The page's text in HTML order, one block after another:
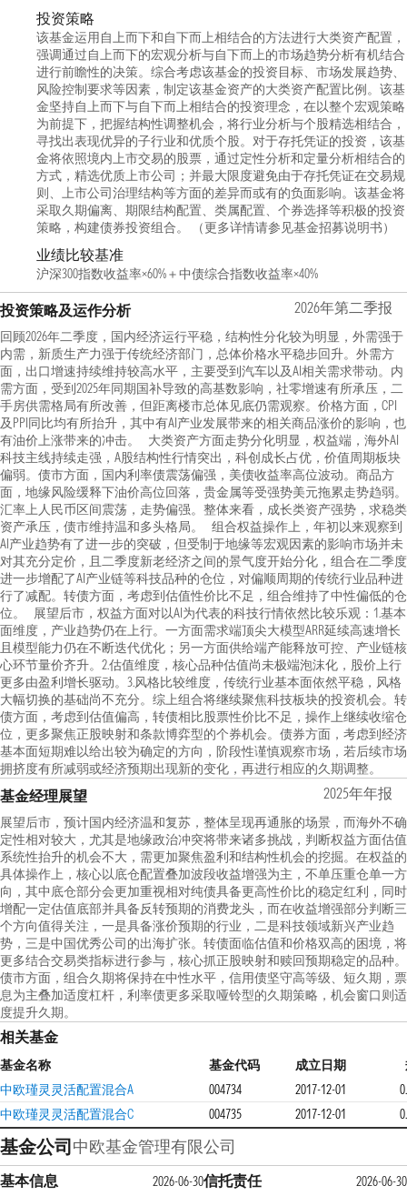
投资策略
该基金运用自上而下和自下而上相结合的方法进行大类资产配置，
强调通过自上而下的宏观分析与自下而上的市场趋势分析有机结合
进行前瞻性的决策。综合考虑该基金的投资目标、市场发展趋势、
风险控制要求等因素，制定该基金资产的大类资产配置比例。该基
金坚持自上而下与自下而上相结合的投资理念，在以整个宏观策略
为前提下，把握结构性调整机会，将行业分析与个股精选相结合，
寻找出表现优异的子行业和优质个股。对于存托凭证的投资，该基
金将依照境内上市交易的股票，通过定性分析和定量分析相结合的
方式，精选优质上市公司；并最大限度避免由于存托凭证在交易规
则、上市公司治理结构等方面的差异而或有的负面影响。该基金将
采取久期偏离、期限结构配置、类属配置、个券选择等积极的投资
策略，构建债券投资组合。 （更多详情请参见基金招募说明书）
业绩比较基准
沪深300指数收益率×60%＋中债综合指数收益率×40%
投资策略及运作分析 2026年第二季报
回顾2026年二季度，国内经济运行平稳，结构性分化较为明显，外需强于
内需，新质生产力强于传统经济部门，总体价格水平稳步回升。外需方
面，出口增速持续维持较高水平，主要受到汽车以及AI相关需求带动。内
需方面，受到2025年同期国补导致的高基数影响，社零增速有所承压，二
手房供需格局有所改善，但距离楼市总体见底仍需观察。价格方面，CPI
及PPI同比均有所抬升，其中有AI产业发展带来的相关商品涨价的影响，也
有油价上涨带来的冲击。 大类资产方面走势分化明显，权益端，海外AI
科技主线持续走强，A股结构性行情突出，科创成长占优，价值周期板块
偏弱。债市方面，国内利率债震荡偏强，美债收益率高位波动。商品方
面，地缘风险缓释下油价高位回落，贵金属等受强势美元拖累走势趋弱。
汇率上人民币区间震荡，走势偏强。整体来看，成长类资产强势，求稳类
资产承压，债市维持温和多头格局。 组合权益操作上，年初以来观察到
AI产业趋势有了进一步的突破，但受制于地缘等宏观因素的影响市场并未
对其充分定价，且二季度新老经济之间的景气度开始分化，组合在二季度
进一步增配了AI产业链等科技品种的仓位，对偏顺周期的传统行业品种进
行了减配。转债方面，考虑到估值性价比不足，组合维持了中性偏低的仓
位。 展望后市，权益方面对以AI为代表的科技行情依然比较乐观：1.基本
面维度，产业趋势仍在上行。一方面需求端顶尖大模型ARR延续高速增长
且模型能力仍在不断迭代优化；另一方面供给端产能释放可控、产业链核
心环节量价齐升。2.估值维度，核心品种估值尚未极端泡沫化，股价上行
更多由盈利增长驱动。3.风格比较维度，传统行业基本面依然平稳，风格
大幅切换的基础尚不充分。综上组合将继续聚焦科技板块的投资机会。转
债方面，考虑到估值偏高，转债相比股票性价比不足，操作上继续收缩仓
位，更多聚焦正股映射和条款博弈型的个券机会。债券方面，考虑到经济
基本面短期难以给出较为确定的方向，阶段性谨慎观察市场，若后续市场
拥挤度有所减弱或经济预期出现新的变化，再进行相应的久期调整。
基金经理展望 2025年年报
展望后市，预计国内经济温和复苏，整体呈现再通胀的场景，而海外不确
定性相对较大，尤其是地缘政治冲突将带来诸多挑战，判断权益方面估值
系统性抬升的机会不大，需更加聚焦盈利和结构性机会的挖掘。在权益的
具体操作上，核心以底仓配置叠加波段收益增强为主，不单压重仓单一方
向，其中底仓部分会更加重视相对纯债具备更高性价比的稳定红利，同时
增配一定估值底部并具备反转预期的消费龙头，而在收益增强部分判断三
个方向值得关注，一是具备涨价预期的行业，二是科技领域新兴产业趋
势，三是中国优秀公司的出海扩张。转债面临估值和价格双高的困境，将
更多结合交易类指标进行参与，核心抓正股映射和赎回预期稳定的品种。
债市方面，组合久期将保持在中性水平，信用债坚守高等级、短久期，票
息为主叠加适度杠杆，利率债更多采取哑铃型的久期策略，机会窗口则适
度提升久期。
相关基金
基金名称 基金代码 成立日期
中欧瑾灵灵活配置混合A
004734 2017-12-01
中欧瑾灵灵活配置混合C
004735 2017-12-01
基金公司中欧基金管理有限公司
基本信息 2026-06-30信托责任 2026-06-30